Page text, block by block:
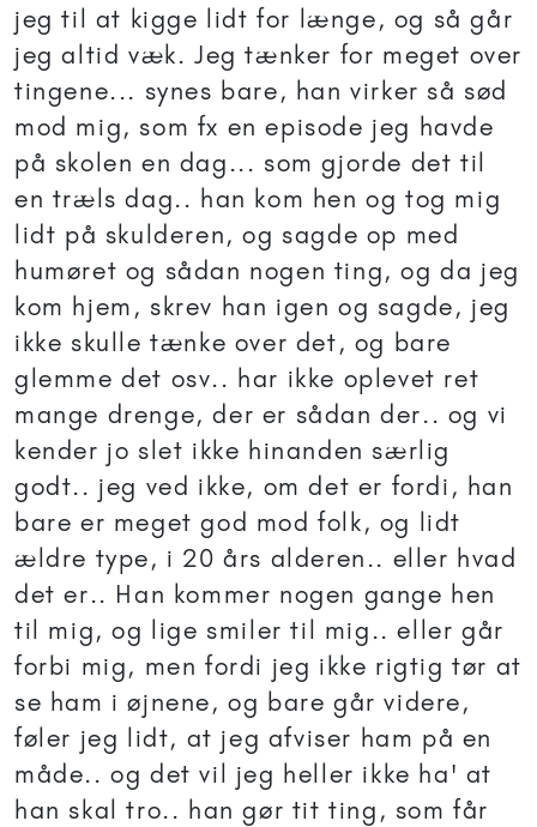
jeg til at kigge lidt for længe, og så går
jeg altid væk. Jeg tænker for meget over
tingene... synes bare, han virker så sød
mod mig, som fx en episode jeg havde
på skolen en dag... som gjorde det til
en træls dag.. han kom hen og tog mig
lidt på skulderen, og sagde op med
humøret og sådan nogen ting, og da jeg
kom hjem, skrev han igen og sagde, jeg
ikke skulle tænke over det, og bare
glemme det osv.. har ikke oplevet ret
mange drenge, der er sådan der.. og vi
kender jo slet ikke hinanden særlig
godt.. jeg ved ikke, om det er fordi, han
bare er meget god mod folk, og lidt
ældre type, i 20 års alderen.. eller hvad
det er.. Han kommer nogen gange hen
til mig, og lige smiler til mig.. eller går
forbi mig, men fordi jeg ikke rigtig tør at
se ham i øjnene, og bare går videre,
føler jeg lidt, at jeg afviser ham på en
måde.. og det vil jeg heller ikke ha' at
han skal tro.. han gør tit ting, som får